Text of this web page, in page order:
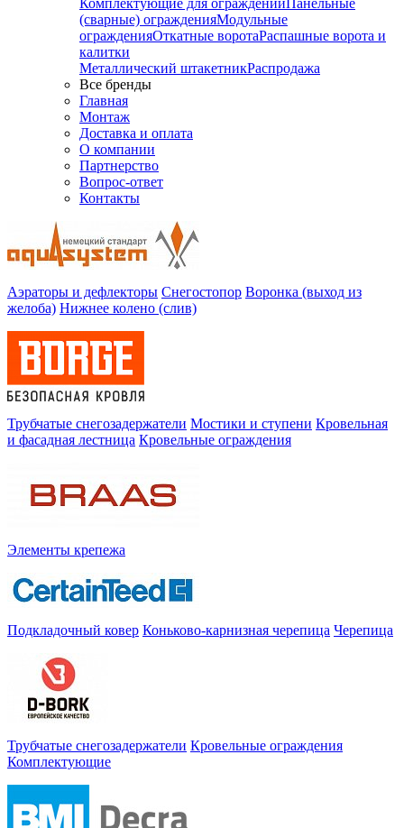
Комплектующие для огражденийПанельные
(сварные) огражденияМодульные
огражденияОткатные воротаРаспашные ворота и
калитки
Металлический штакетникРаспродажа
Все бренды
Главная
Монтаж
Доставка и оплата
О компании
Партнерство
Вопрос-ответ
Контакты
Аэраторы и дефлекторы Снегостопор Воронка (выход из
желоба) Нижнее колено (слив)
Трубчатые снегозадержатели Мостики и ступени Кровельная
и фасадная лестница Кровельные ограждения
Элементы крепежа
Подкладочный ковер Коньково-карнизная черепица Черепица
Трубчатые снегозадержатели Кровельные ограждения
Комплектующие